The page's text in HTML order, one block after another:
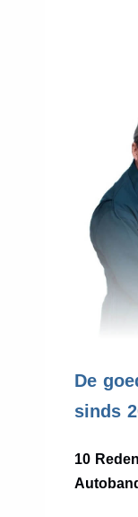
De
sinds
10